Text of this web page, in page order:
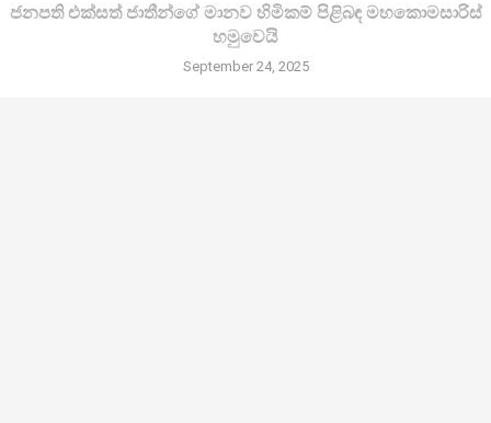
ජනපති එක්සත් ජාතීන්ගේ මානව හිමිකම් පිළිබඳ මහකොමසාරිස්
හමුවෙයි
September 24, 2025